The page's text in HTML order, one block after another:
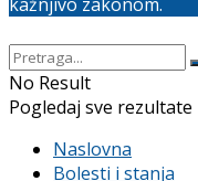
No Result
Pogledaj sve rezultate
Naslovna
Bolesti i stanja